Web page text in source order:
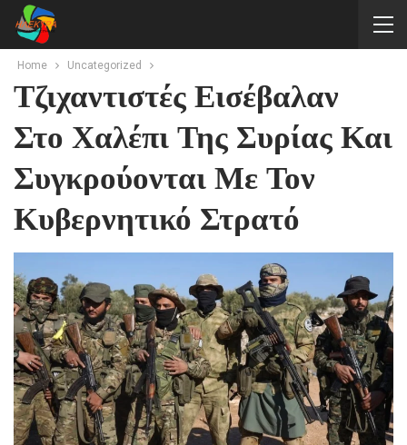
Home Uncategorized
Τζιχαντιστές Εισέβαλαν
Στο Χαλέπι Της Συρίας Και
Συγκρούονται Με Τον
Κυβερνητικό Στρατό